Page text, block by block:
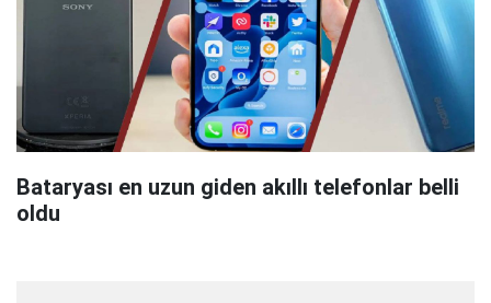
Bataryası en uzun giden akıllı telefonlar belli
oldu